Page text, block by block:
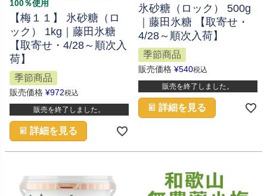
100％使用
【梅１１】 氷砂糖（ロ
ック） 1kg｜藤田氷糖
【取寄せ・4/28～順次入
荷】
季節商品
販売価格 ¥972税込
販売を終了しました。
詳細を見る
氷砂糖（ロック） 500g
｜藤田氷糖 【取寄せ・
4/28～順次入荷】
季節商品
販売価格 ¥540税込
販売を終了しました。
詳細を見る